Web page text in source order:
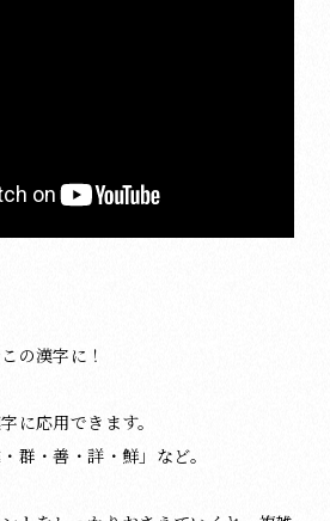
の漢字に！
に応用できます。
群・善・詳・鮮」など。